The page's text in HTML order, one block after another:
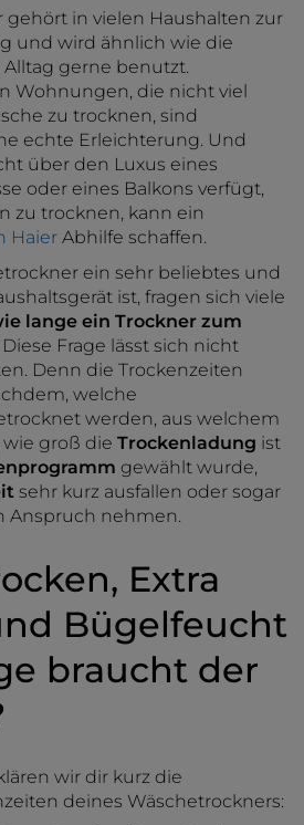
gehört in vielen Haushalten zur
und wird ähnlich wie die
gerne benutzt.
Wohnungen, die nicht viel
zu trocknen, sind
echte Erleichterung. Und
über den Luxus eines
oder eines Balkons verfügt,
zu trocknen, kann ein
Haier Abhilfe schaffen.
ein sehr beliebtes und
ist, fragen sich viele
lange ein Trockner zum
Diese Frage lässt sich nicht
Denn die Trockenzeiten
welche
werden, aus welchem
wie groß die Trockenladung ist
gewählt wurde,
sehr kurz ausfallen oder sogar
Anspruch nehmen.
Extra
Bügelfeucht
braucht der
wir dir kurz die
deines Wäschetrockners: